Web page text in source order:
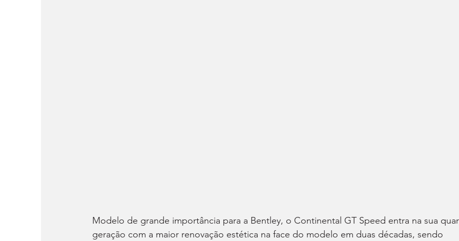
Modelo de grande importância para a Bentley, o Continental GT Speed entra na sua
geração com a maior renovação estética na face do modelo em duas décadas, sendo